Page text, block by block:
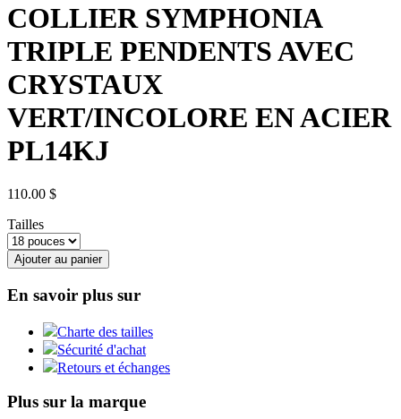
COLLIER SYMPHONIA
TRIPLE PENDENTS AVEC
CRYSTAUX
VERT/INCOLORE EN ACIER
PL14KJ
110.00 $
Tailles
Ajouter au panier
En savoir plus sur
Charte des tailles
Sécurité d'achat
Retours et échanges
Plus sur la marque